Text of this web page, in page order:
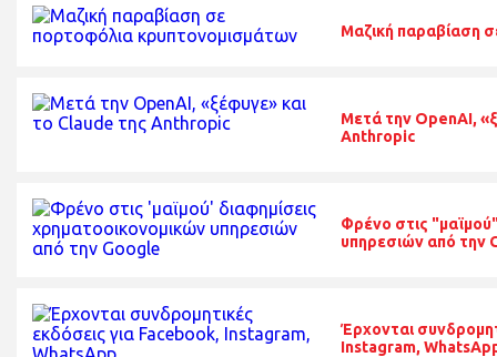
Μαζική παραβίαση
Μετά την OpenAI,
Anthropic
Φρένο στις
υπηρεσιών από την
Έρχονται
Instagram,